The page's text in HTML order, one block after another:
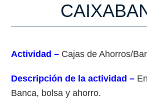
Actividad – Cajas de Ahorros/
Descripción de la actividad –
Banca, bolsa y ahorro.